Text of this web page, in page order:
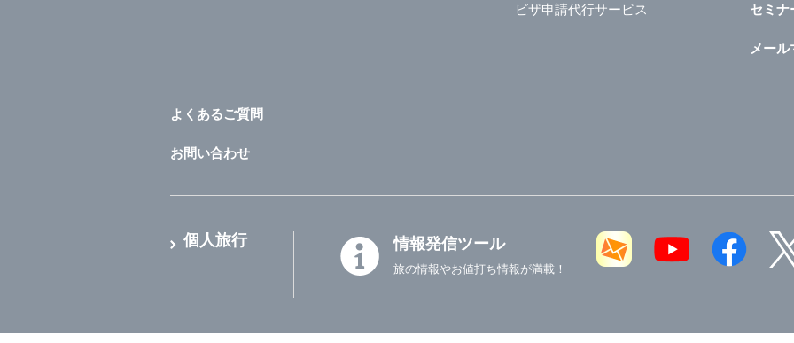
ビザ申請代行サービス セミナ
メー
よくあるご質問
お問い合わせ
個人旅行 情報発信ツール
旅の情報やお値打ち情報が満載！